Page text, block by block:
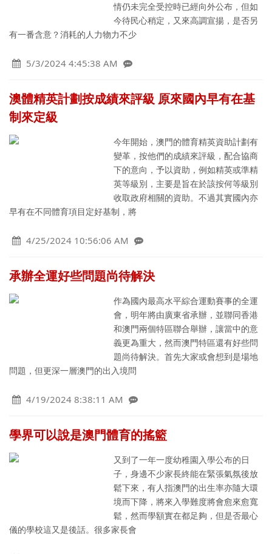
情仍未完全受控時已經向外公布，但如
今待民心稍定，又來高調宣揚，是否另
有一番含意？消耗的人力物力不少
5/3/2024 4:45:38 AM
澳體精英計劃按成績來評級 原來國內早有在基
制來定級
今年開始，澳門的體育精英資助計劃有
變革，按他們的成績來評級，配合協商
下的意向，予以資助，例如精英或準精
英等級別，主要是旨在於該按何等級別
收取政府相關的資助。不過其實國內亦
早有在不同體育項目定好基制，將
4/25/2024 10:56:06 AM
承辦全運好些問題尚待解決
作為國內最高水平綜合運動賽事的全運
會，明年將由廣東省承辦，並聯同香港
和澳門兩個特區聯合舉辦，讓當中的意
義更為重大，然而澳門特區還有好些問
題尚待解決。首先大家或會想到是場地
問題，但更深一層澳門的出入境問
4/19/2024 8:38:11 AM
學界可以說是澳門體育的搖籃
又到了一年一度幼稚園入學公布的日
子，身邊不少家長終能在緊張氣氛後放
鬆下來，有人指澳門的出生率亦隨大環
境而下降，將來入學難度將會愈來愈寬
鬆，然而學額實在都足夠，但是否最心
儀的學校這又是後話。很多家長會